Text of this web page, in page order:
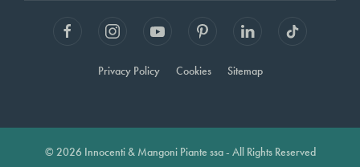
Privacy Policy Cookies Sitemap
© 2026 Innocenti & Mangoni Piante ssa - All Rights Reserved